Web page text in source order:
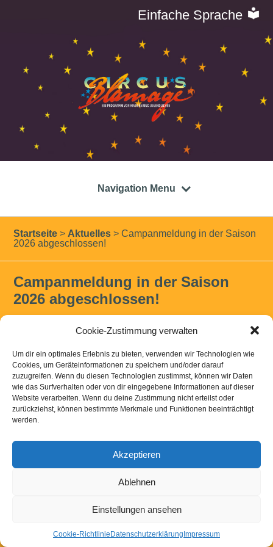
Cookie-Zustimmung verwalten
Um dir ein optimales Erlebnis zu bieten, verwenden wir Technologien wie
Cookies, um Geräteinformationen zu speichern und/oder darauf
zuzugreifen. Wenn du diesen Technologien zustimmst, können wir Daten
wie das Surfverhalten oder von dir eingegebene Informationen auf dieser
Website verarbeiten. Wenn du deine Zustimmung nicht erteilst oder
zurückziehst, können bestimmte Merkmale und Funktionen beeinträchtigt
werden.
Akzeptieren
Ablehnen
Einstellungen ansehen
Cookie-Richtlinie Datenschutzerklärung Impressum
Einfache Sprache
Navigation Menu
Startseite > Aktuelles > Campanmeldung in der Saison
2026 abgeschlossen!
Campanmeldung in der Saison
2026 abgeschlossen!
Jugendcircus Blamage e.V. für die Saison 2026 ist
abgeschlossen. Alle Camps sind ausgebucht!
Kontakt|Links|Downloads|ImpressumDatenschutzerklaerung
Powered byWordPress